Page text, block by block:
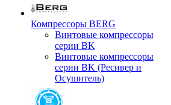
Компрессоры BERG
Винтовые компрессоры
серии BK
Винтовые компрессоры
серии BK (Ресивер и
Осушитель)